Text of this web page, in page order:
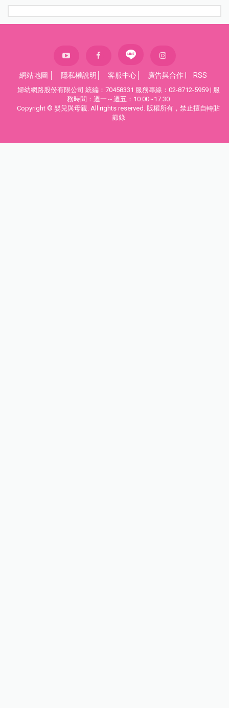
網站地圖 隱私權說明 客服中心 廣告與合作 RSS
婦幼網路股份有限公司 統編：70458331 服務專線：02-8712-5959 | 服
務時間：週一～週五：10:00~17:30
Copyright © 嬰兒與母親. All rights reserved. 版權所有，禁止擅自轉貼
節錄